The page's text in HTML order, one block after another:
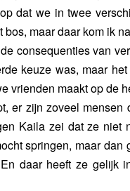
dat we in twee
bos, maar daar kom ik
consequenties van
keuze was, maar
vrienden maakt op de
er zijn zoveel
Kaila zei dat ze niet
springen, maar dan
En daar heeft ze gelijk